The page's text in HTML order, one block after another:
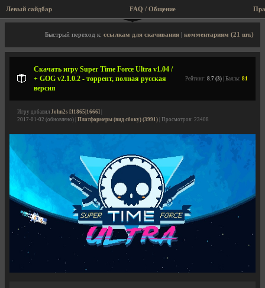
Левый сайдбар FAQ / Общение
Описание игры, торрент, скриншоты, видео
Быстрый переход к: ссылкам для скачивания комментариям (21 шт.)
Скачать игру Super Time Force Ultra v1.04 /
+ GOG v2.1.0.2 - торрент, полная русская
версия
Рейтинг: 8.7 (3) | Баллы: 81
Игру добавил John2s [11865|1666]
2017-01-02 (обновлено) | Платформеры (вид сбоку) (3991) | Просмотров: 23408